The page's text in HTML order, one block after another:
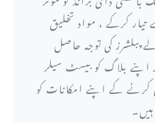
کرکے ، مواد تخلیق
پبلشرز کی توجہ حاصل
بلاگ کو بیسٹ سیلر
کرنے کے اپنے امکانات کو